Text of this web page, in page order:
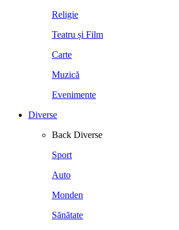
Religie
Teatru și Film
Carte
Muzică
Evenimente
Diverse
Back Diverse
Sport
Auto
Monden
Sănătate